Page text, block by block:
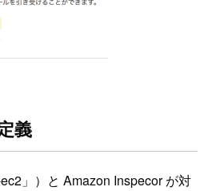
義
」）と Amazon Inspecor が対